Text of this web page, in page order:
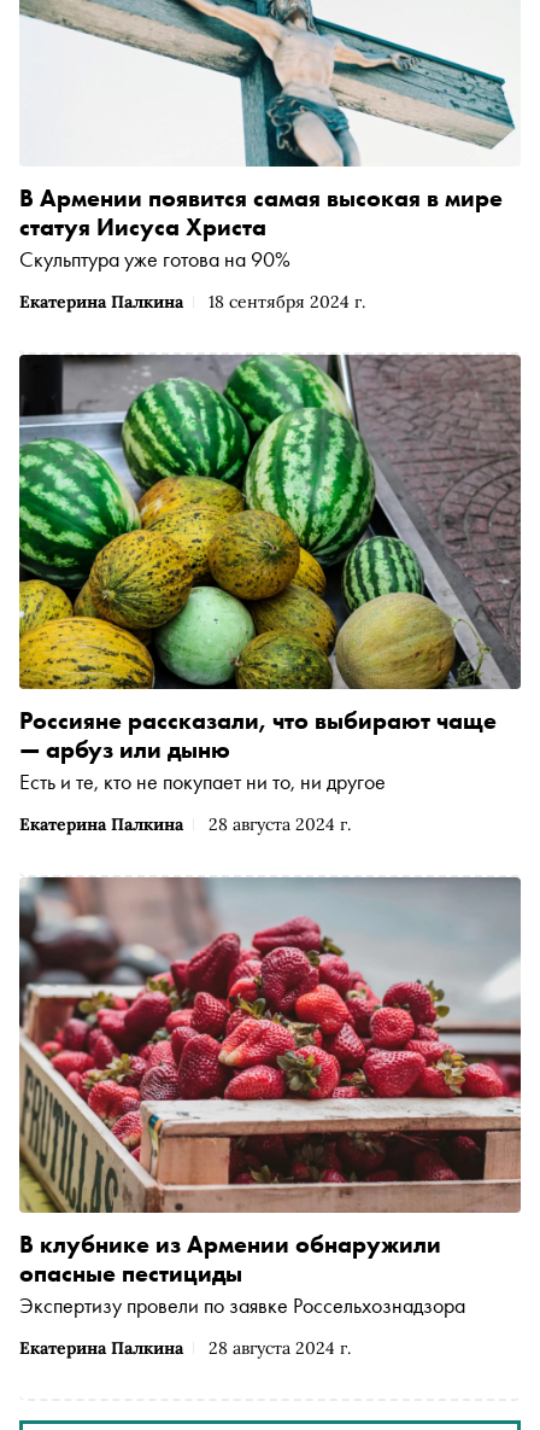
Екатерина Палкина 18 сентября 2024 г.
В Армении появится самая высокая в мире
статуя Иисуса Христа
Скульптура уже готова на 90%
Екатерина Палкина 28 августа 2024 г.
Россияне рассказали, что выбирают чаще
— арбуз или дыню
Есть и те, кто не покупает ни то, ни другое
Екатерина Палкина 28 августа 2024 г.
В клубнике из Армении обнаружили
опасные пестициды
Экспертизу провели по заявке Россельхознадзора